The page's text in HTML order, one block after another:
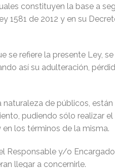
constituyen la base a
1581 de 2012 y en su
refiere la presente Ley,
así su adulteración,
de públicos,
pudiendo sólo realizar
los términos de la misma.
Responsable y/o
llegar a concernirle.